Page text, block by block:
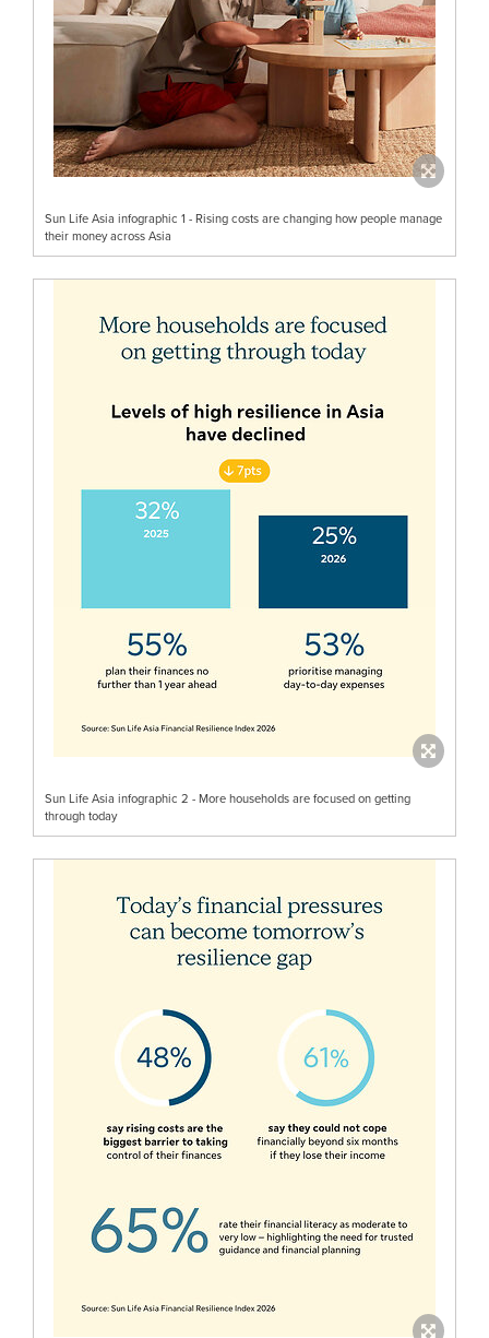
Sun Life Asia infographic 1 - Rising costs are changing how people manage
their money across Asia
Sun Life Asia infographic 2 - More households are focused on getting
through today